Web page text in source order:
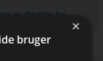
og afmelding her
×
bruger